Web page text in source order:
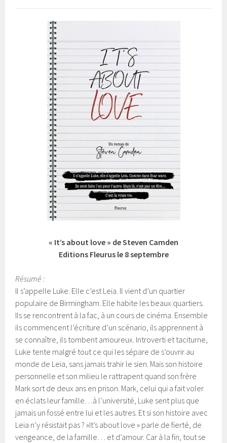
« It’s about love » de Steven Camden
Editions Fleurus le 8 septembre
Résumé :
Il s’appelle Luke. Elle c’est Leia. Il vient d’un quartier
populaire de Birmingham. Elle habite les beaux quartiers.
Ils se rencontrent à la fac, à un cours de cinéma. Ensemble
ils commencent l’écriture d’un scénario, ils apprennent à
se connaître, ils tombent amoureux. Introverti et taciturne,
Luke tente malgré tout ce qui les sépare de s’ouvrir au
monde de Leia, sans jamais trahir le sien. Mais son histoire
personnelle et son milieu le rattrapent quand son frère
Mark sort de deux ans en prison. Mark, celui qui a fait voler
en éclats leur famille…à l’université, Luke sent plus que
jamais un fossé entre lui et les autres. Et si son histoire avec
Leia n’y résistait pas ? »It’s about love » parle de fierté, de
vengeance, de la famille… et d’amour. Car à la fin, tout se